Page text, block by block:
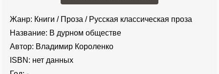
Жанр: Книги / Проза / Русская классическая проза
Название: В дурном обществе
Автор: Владимир Короленко
ISBN: нет данных